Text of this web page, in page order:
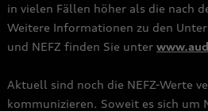
in vielen Fällen höher als die nach
Weitere Informationen zu den
und NEFZ finden Sie unter
Aktuell sind noch die NEFZ-Werte
kommunizieren. Soweit es sich um